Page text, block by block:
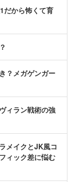
だから怖くて育
？メガゲンガー
ィラン戦術の強
メイクとJK風コ
ィック差に悩む